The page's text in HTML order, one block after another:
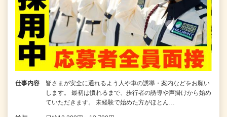
仕事内容
皆さまが安全に通れるよう人や車の誘導・案内などをお願い
します。 最初は慣れるまで、歩行者の誘導や声掛けから始め
ていただきます。 未経験で始めた方がほとん…